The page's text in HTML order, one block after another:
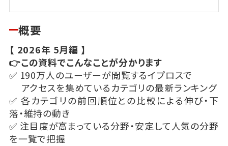
概要
【 2026年 5月編 】
👉この資料でこんなことが分かります
✅​ 190万人のユーザーが閲覧するイプロスで
アクセスを集めているカテゴリの最新ランキング
✅​ 各カテゴリの前回順位との比較による伸び・下
落・維持の動き
✅​ 注目度が高まっている分野・安定して人気の分野
を一覧で把握